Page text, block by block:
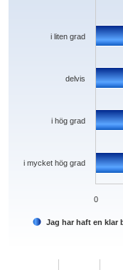
Jag har haft en klar
i mycket hög grad
i hög grad
delvis
i liten grad
0